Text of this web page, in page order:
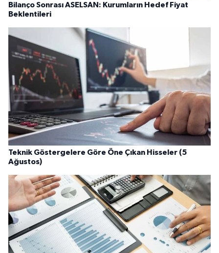
Bilanço Sonrası ASELSAN: Kurumların Hedef Fiyat
Beklentileri
Teknik Göstergelere Göre Öne Çıkan Hisseler (5
Ağustos)